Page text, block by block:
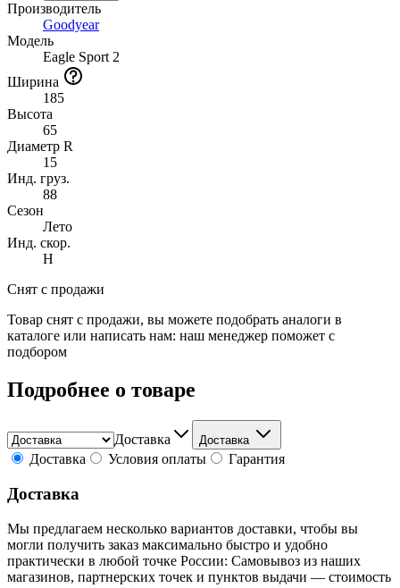
Производитель
Goodyear
Модель
Eagle Sport 2
Ширина
185
Высота
65
Диаметр R
15
Инд. груз.
88
Сезон
Лето
Инд. скор.
H
Снят с продажи
Товар снят с продажи, вы можете подобрать аналоги в
каталоге или написать нам: наш менеджер поможет с
подбором
Подробнее о товаре
Доставка Доставка
Доставка Условия оплаты Гарантия
Доставка
Мы предлагаем несколько вариантов доставки, чтобы вы
могли получить заказ максимально быстро и удобно
практически в любой точке России: Самовывоз из наших
магазинов, партнерских точек и пунктов выдачи — стоимость